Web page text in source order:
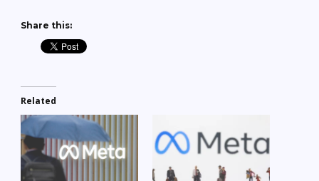
Share this:
Related